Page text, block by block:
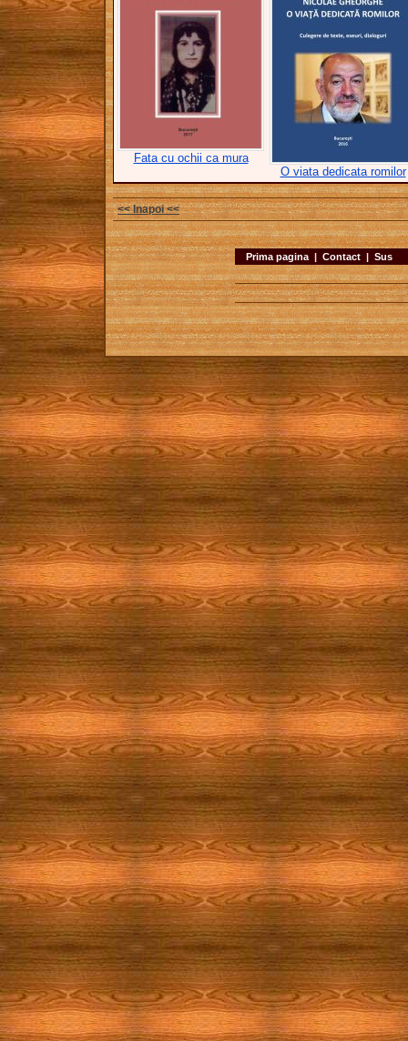
Fata cu ochii ca mura
O viata dedicata romilor
<< Inapoi <<
Prima pagina| Contact| Sus